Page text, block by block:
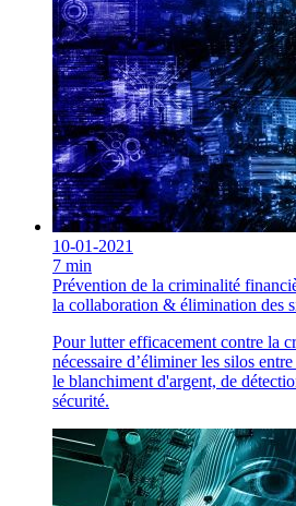
10-01-2021
7 min
Prévention de la criminalité
la collaboration & élimination des
Pour lutter efficacement contre la
nécessaire d’éliminer les silos
le blanchiment d'argent, de
sécurité.